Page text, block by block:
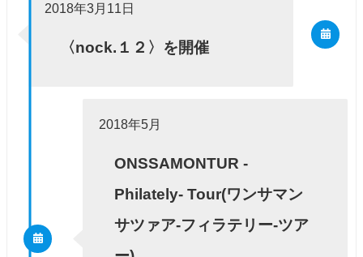
2018年3月11日
〈nock.１２〉を開催
2018年5月
ONSSAMONTUR -
Philately- Tour(ワンサマン
サツァア-フィラテリー-ツア